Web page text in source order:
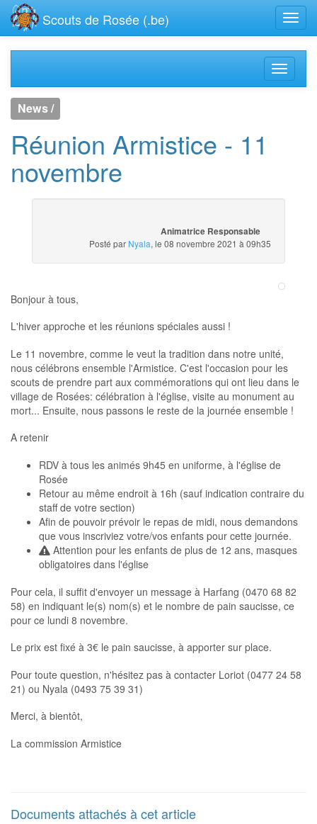
Scouts de Rosée (.be)
News /
Réunion Armistice - 11
novembre
Animatrice Responsable
Posté par Nyala, le 08 novembre 2021 à 09h35
Bonjour à tous,
L'hiver approche et les réunions spéciales aussi !
Le 11 novembre, comme le veut la tradition dans notre unité,
nous célébrons ensemble l'Armistice. C'est l'occasion pour les
scouts de prendre part aux commémorations qui ont lieu dans le
village de Rosées: célébration à l'église, visite au monument au
mort... Ensuite, nous passons le reste de la journée ensemble !
A retenir
RDV à tous les animés 9h45 en uniforme, à l'église de
Rosée
Retour au même endroit à 16h (sauf indication contraire du
staff de votre section)
Afin de pouvoir prévoir le repas de midi, nous demandons
que vous inscriviez votre/vos enfants pour cette journée.
Attention pour les enfants de plus de 12 ans, masques
obligatoires dans l'église
Pour cela, il suffit d'envoyer un message à Harfang (0470 68 82
58) en indiquant le(s) nom(s) et le nombre de pain saucisse, ce
pour ce lundi 8 novembre.
Le prix est fixé à 3€ le pain saucisse, à apporter sur place.
Pour toute question, n'hésitez pas à contacter Loriot (0477 24 58
21) ou Nyala (0493 75 39 31)
Merci, à bientôt,
La commission Armistice
Documents attachés à cet article